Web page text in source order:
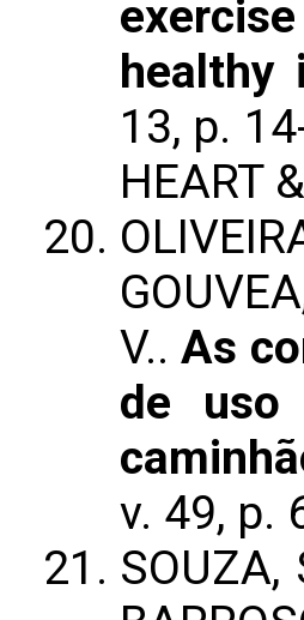
healthy
13, p.
HEART
V..As
de uso
v. 49, p.
SOUZA,